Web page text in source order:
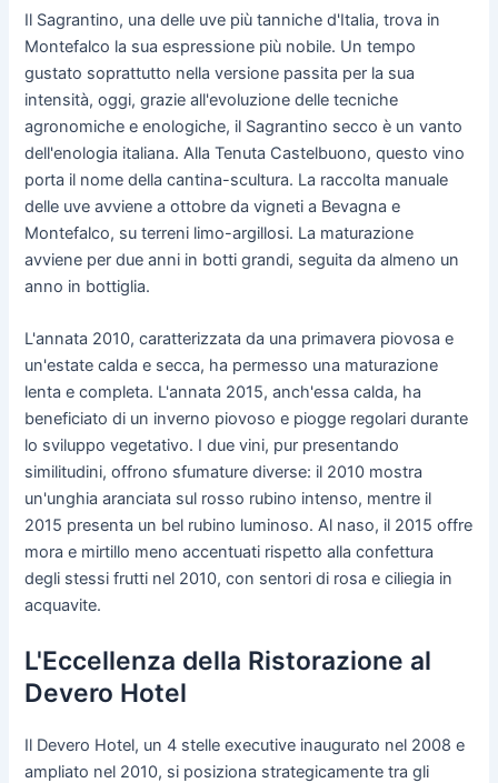
Il Sagrantino, una delle uve più tanniche d'Italia, trova in
Montefalco la sua espressione più nobile. Un tempo
gustato soprattutto nella versione passita per la sua
intensità, oggi, grazie all'evoluzione delle tecniche
agronomiche e enologiche, il Sagrantino secco è un vanto
dell'enologia italiana. Alla Tenuta Castelbuono, questo vino
porta il nome della cantina-scultura. La raccolta manuale
delle uve avviene a ottobre da vigneti a Bevagna e
Montefalco, su terreni limo-argillosi. La maturazione
avviene per due anni in botti grandi, seguita da almeno un
anno in bottiglia.
L'annata 2010, caratterizzata da una primavera piovosa e
un'estate calda e secca, ha permesso una maturazione
lenta e completa. L'annata 2015, anch'essa calda, ha
beneficiato di un inverno piovoso e piogge regolari durante
lo sviluppo vegetativo. I due vini, pur presentando
similitudini, offrono sfumature diverse: il 2010 mostra
un'unghia aranciata sul rosso rubino intenso, mentre il
2015 presenta un bel rubino luminoso. Al naso, il 2015 offre
mora e mirtillo meno accentuati rispetto alla confettura
degli stessi frutti nel 2010, con sentori di rosa e ciliegia in
acquavite.
L'Eccellenza della Ristorazione al
Devero Hotel
Il Devero Hotel, un 4 stelle executive inaugurato nel 2008 e
ampliato nel 2010, si posiziona strategicamente tra gli